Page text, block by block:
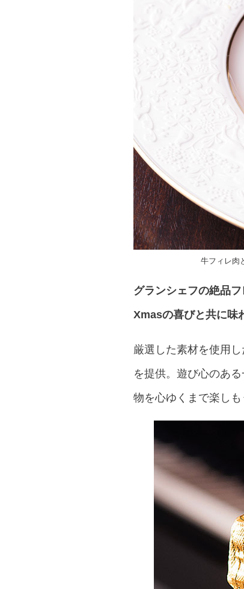
牛フィレ肉
グランシェフの絶品
Xmasの喜びと共に味
厳選した素材を使用
を提供。遊び心のあ
物を心ゆくまで楽しも